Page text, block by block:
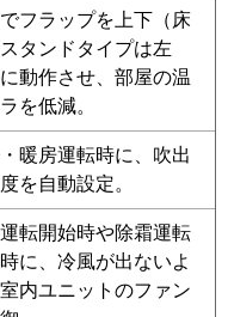
PA-P63K7HC
RKSA06343MU
RKEA06331X
AKEA06337M
RKSA06333M
AKSA06367M
PKZ-
PKZ-ERMP63KL4
PKZ-
PKZ-ERMP63K3
フラップを上下（床
タンドタイプは左
動作させ、部屋の温
を低減。
暖房運転時に、吹出
を自動設定。
転開始時や除霜運転
に、冷風が出ないよ
内ユニットのファン